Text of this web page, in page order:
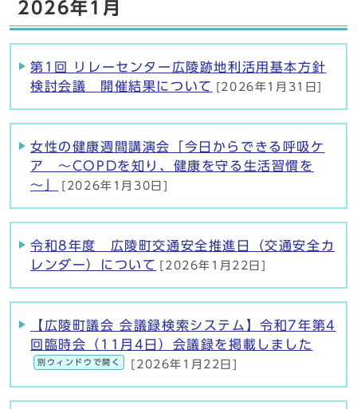
2026年1月
第1回 リレーセンター広陵跡地利活用基本方針
検討会議 開催結果について
[2026年1月31日]
女性の健康週間講演会「今日からできる呼吸ケ
ア ～COPDを知り、健康を守る生活習慣を
～」
[2026年1月30日]
令和8年度 広陵町交通安全推進日（交通安全カ
レンダー）について
[2026年1月22日]
【広陵町議会 会議録検索システム】令和7年第4
回臨時会（11月4日）会議録を掲載しました
別ウィンドウで開く [2026年1月22日]